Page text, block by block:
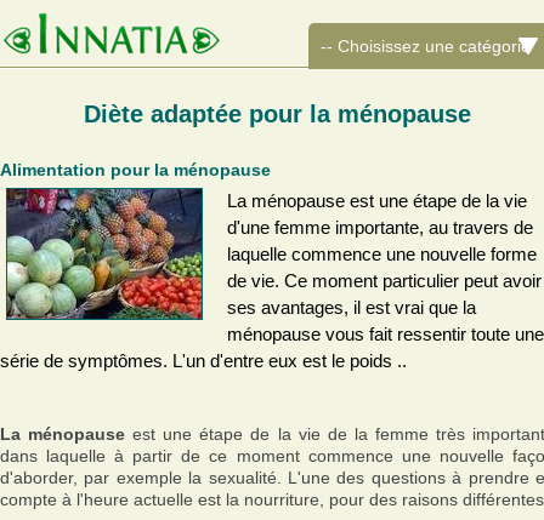
Diète adaptée pour la ménopause
Alimentation pour la ménopause
La ménopause est une étape de la vie
d'une femme importante, au travers de
laquelle commence une nouvelle forme
de vie. Ce moment particulier peut avoir
ses avantages, il est vrai que la
ménopause vous fait ressentir toute une
série de symptômes. L'un d'entre eux est le poids ..
La ménopause est une étape de la vie de la femme très
dans laquelle à partir de ce moment commence une nouvelle
d'aborder, par exemple la sexualité. L'une des questions à prendre
compte à l'heure actuelle est la nourriture, pour des raisons